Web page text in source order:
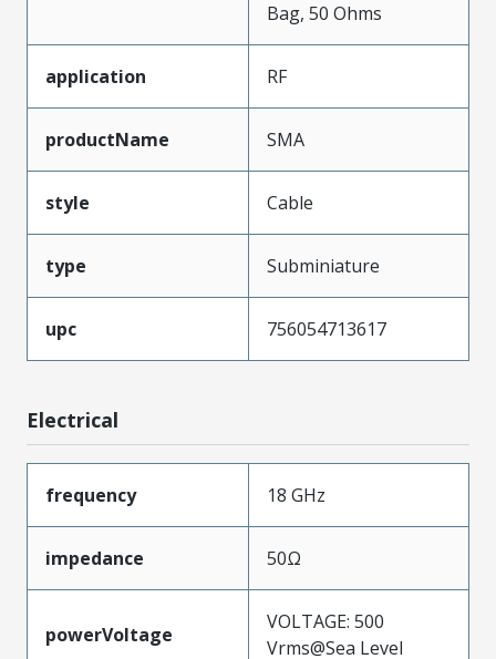
Bag, 50 Ohms
application RF
productName SMA
style Cable
type Subminiature
upc 756054713617
Electrical
frequency 18 GHz
impedance 50Ω
powerVoltage
VOLTAGE: 500
Vrms@Sea Level